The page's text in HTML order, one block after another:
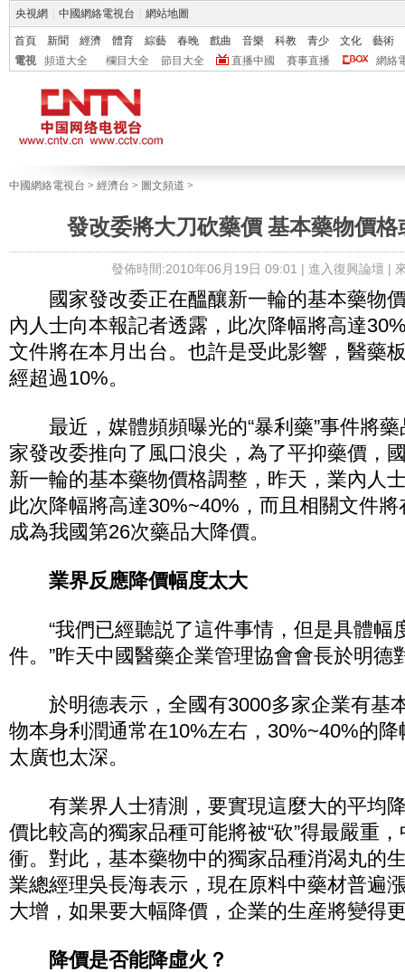
央視網 中國網絡電視台 網站地圖
首頁 新聞 經濟 體育 綜藝 春晚 戲曲 音樂 科教 青少 文化
藝術
電視
頻道大全 欄目大全 節目大全 直播中國 賽事直播 網絡
中國網絡電視台 > 經濟台 > 圖文頻道 >
發改委將大刀砍藥價 基本藥物價格
發佈時間:2010年06月19日 09:01 | 進入復興論壇 |
國家發改委正在醞釀新一輪的基本藥物
內人士向本報記者透露，此次降幅將高達
文件將在本月出台。也許是受此影響，醫藥
經超過10%。
最近，媒體頻頻曝光的“暴利藥”事件將藥
家發改委推向了風口浪尖，為了平抑藥價，
新一輪的基本藥物價格調整，昨天，業內人
此次降幅將高達30%~40%，而且相關文件
成為我國第26次藥品大降價。
業界反應降價幅度太大
“我們已經聽説了這件事情，但是具體幅
件。”昨天中國醫藥企業管理協會會長於明德
於明德表示，全國有3000多家企業有基
物本身利潤通常在10%左右，30%~40%的
太廣也太深。
有業界人士猜測，要實現這麼大的平均
價比較高的獨家品種可能將被“砍”得最嚴重
衝。對此，基本藥物中的獨家品種消渴丸的
業總經理吳長海表示，現在原料中藥材普遍
大增，如果要大幅降價，企業的生産將變得
降價是否能降虛火？